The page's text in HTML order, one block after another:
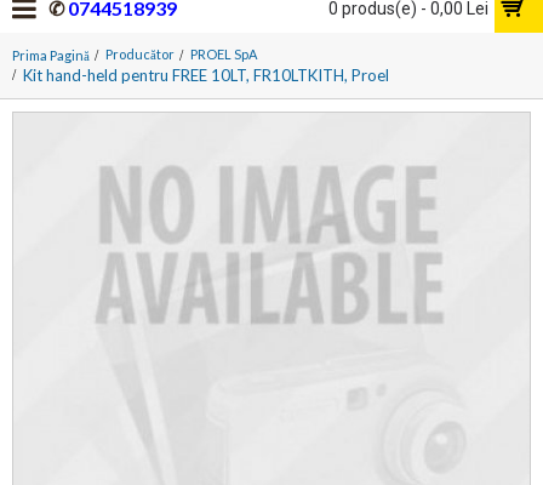
0 produs(e) - 0,00 Lei
✆0744518939
Prima Pagină Producător PROEL SpA
Kit hand-held pentru FREE 10LT, FR10LTKITH, Proel